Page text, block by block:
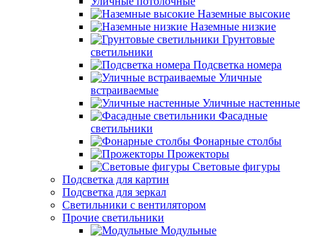
Наземные высокие
Наземные низкие
Грунтовые
светильники
Подсветка номера
Уличные
встраиваемые
Уличные настенные
Фасадные
светильники
Фонарные столбы
Прожекторы
Световые фигуры
Подсветка для картин
Подсветка для зеркал
Светильники с вентилятором
Прочие светильники
Модульные